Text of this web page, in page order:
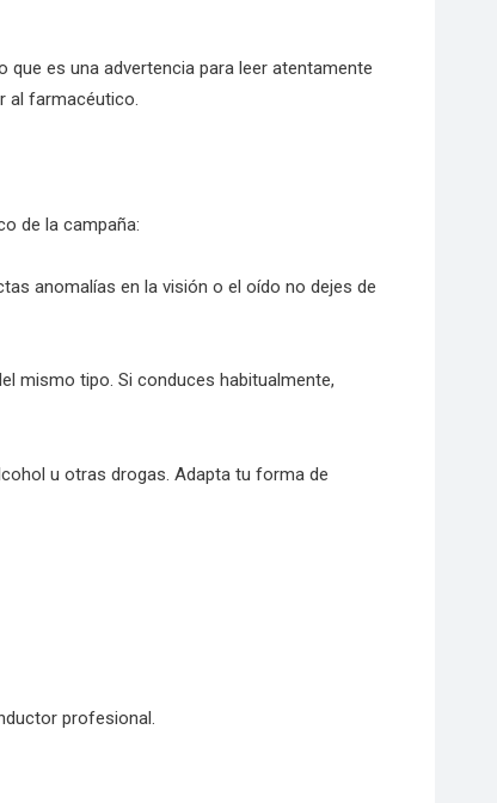
es una advertencia para leer atentamente
al farmacéutico.
de la campaña:
anomalías en la visión o el oído no dejes de
mismo tipo. Si conduces habitualmente,
u otras drogas. Adapta tu forma de
profesional.